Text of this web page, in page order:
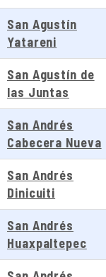
San Agustín
Yatareni
San Agustín de
las Juntas
San Andrés
Cabecera Nueva
San Andrés
Dinicuiti
San Andrés
Huaxpaltepec